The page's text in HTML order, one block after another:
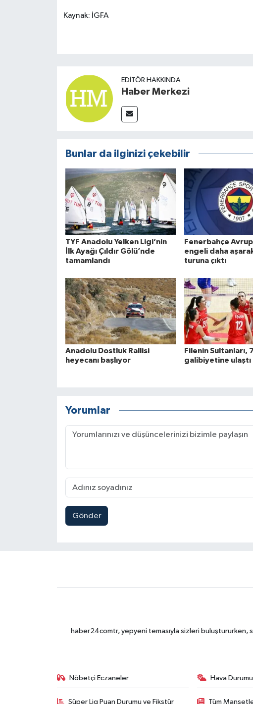
Kaynak: İGFA
EDITÖR HAKKINDA
Haber Merkezi
Bunlar da ilginizi çekebilir
TYF Anadolu Yelken Ligi’nin
İlk Ayağı Çıldır Gölü’nde
tamamlandı
Fenerbahçe
engeli daha
turuna çıktı
Anadolu Dostluk Rallisi
heyecanı başlıyor
Filenin Sultanları,
galibiyetine ulaştı
Yorumlar
Gönder
haber24comtr, yepyeni temasıyla sizleri buluştururken,
Nöbetçi Eczaneler Hava Durumu
Süper Lig Puan Durumu ve Fikstür Tüm